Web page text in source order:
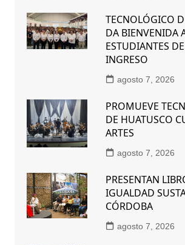
TECNOLÓGICO
DA BIENVENIDA
ESTUDIANTES
INGRESO
agosto 7, 2026
PROMUEVE
DE HUATUSCO
ARTES
agosto 7, 2026
PRESENTAN
IGUALDAD
CÓRDOBA
agosto 7, 2026